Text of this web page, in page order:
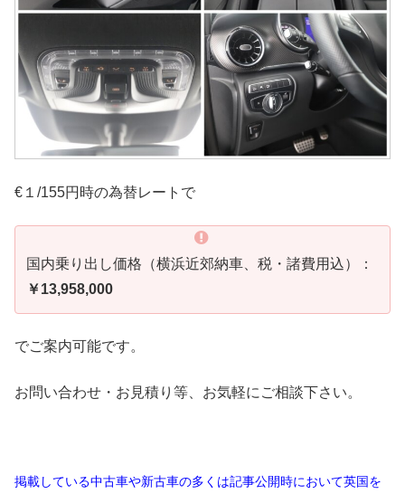
€１/155円時の為替レートで
国内乗り出し価格（横浜近郊納車、税・諸費用込）：
￥13,958,000
でご案内可能です。
お問い合わせ・お見積り等、お気軽にご相談下さい。
掲載している中古車や新古車の多くは記事公開時において英国を